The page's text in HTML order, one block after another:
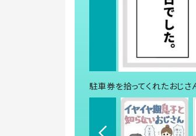
駐車券を拾ってくれたおじ